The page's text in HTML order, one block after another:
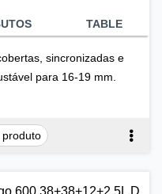
TABLE
sincronizadas e
para 16-19 mm.
600 38+38+12+2,5L D